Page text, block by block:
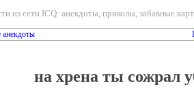
из сети ICQ: анекдоты, приколы, забавные
на хрена ты сожрал